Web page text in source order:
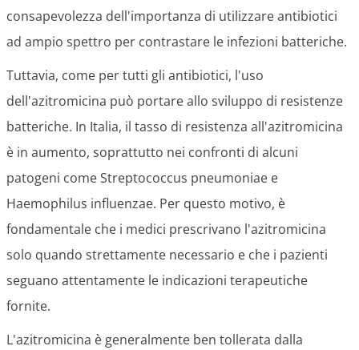
consapevolezza dell'importanza di utilizzare antibiotici
ad ampio spettro per contrastare le infezioni batteriche.
Tuttavia, come per tutti gli antibiotici, l'uso
dell'azitromicina può portare allo sviluppo di resistenze
batteriche. In Italia, il tasso di resistenza all'azitromicina
è in aumento, soprattutto nei confronti di alcuni
patogeni come Streptococcus pneumoniae e
Haemophilus influenzae. Per questo motivo, è
fondamentale che i medici prescrivano l'azitromicina
solo quando strettamente necessario e che i pazienti
seguano attentamente le indicazioni terapeutiche
fornite.
L'azitromicina è generalmente ben tollerata dalla